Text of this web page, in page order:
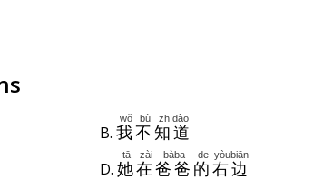
B.我
wǒ
不
bù
知道
zhīdào
D.她
tā
在
zài
爸爸
bàba
的
de
右边
yòubiān